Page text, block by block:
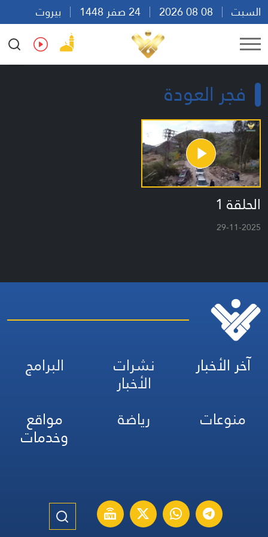
السبت
بيروت
21:23
Ar En Fr Es
فجر العودة
الحلقة 1
29-11-2025
آخر الأخبار نشرات
الأخبار
البرامج
منوعات
رياضة مواقع
وخدمات